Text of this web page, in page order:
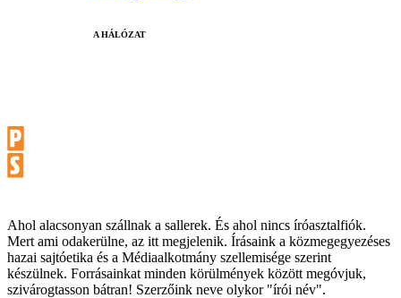
A HÁLÓZAT
Ahol alacsonyan szállnak a sallerek. És ahol nincs íróasztalfiók.
Mert ami odakerülne, az itt megjelenik. Írásaink a közmegegyezéses
hazai sajtóetika és a Médiaalkotmány szellemisége szerint
készülnek. Forrásainkat minden körülmények között megóvjuk,
szivárogtasson bátran! Szerzőink neve olykor "írói név".